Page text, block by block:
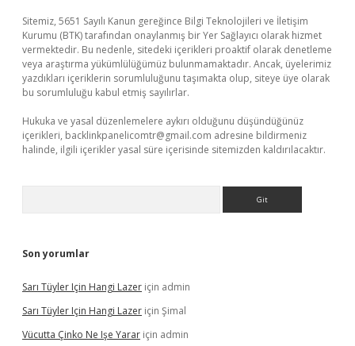
Sitemiz, 5651 Sayılı Kanun gereğince Bilgi Teknolojileri ve İletişim
Kurumu (BTK) tarafından onaylanmış bir Yer Sağlayıcı olarak hizmet
vermektedir. Bu nedenle, sitedeki içerikleri proaktif olarak denetleme
veya araştırma yükümlülüğümüz bulunmamaktadır. Ancak, üyelerimiz
yazdıkları içeriklerin sorumluluğunu taşımakta olup, siteye üye olarak
bu sorumluluğu kabul etmiş sayılırlar.
Hukuka ve yasal düzenlemelere aykırı olduğunu düşündüğünüz
içerikleri, backlinkpanelicomtr@gmail.com adresine bildirmeniz
halinde, ilgili içerikler yasal süre içerisinde sitemizden kaldırılacaktır.
Son yorumlar
Sarı Tüyler Için Hangi Lazer için admin
Sarı Tüyler Için Hangi Lazer için Şimal
Vücutta Çinko Ne Işe Yarar için admin